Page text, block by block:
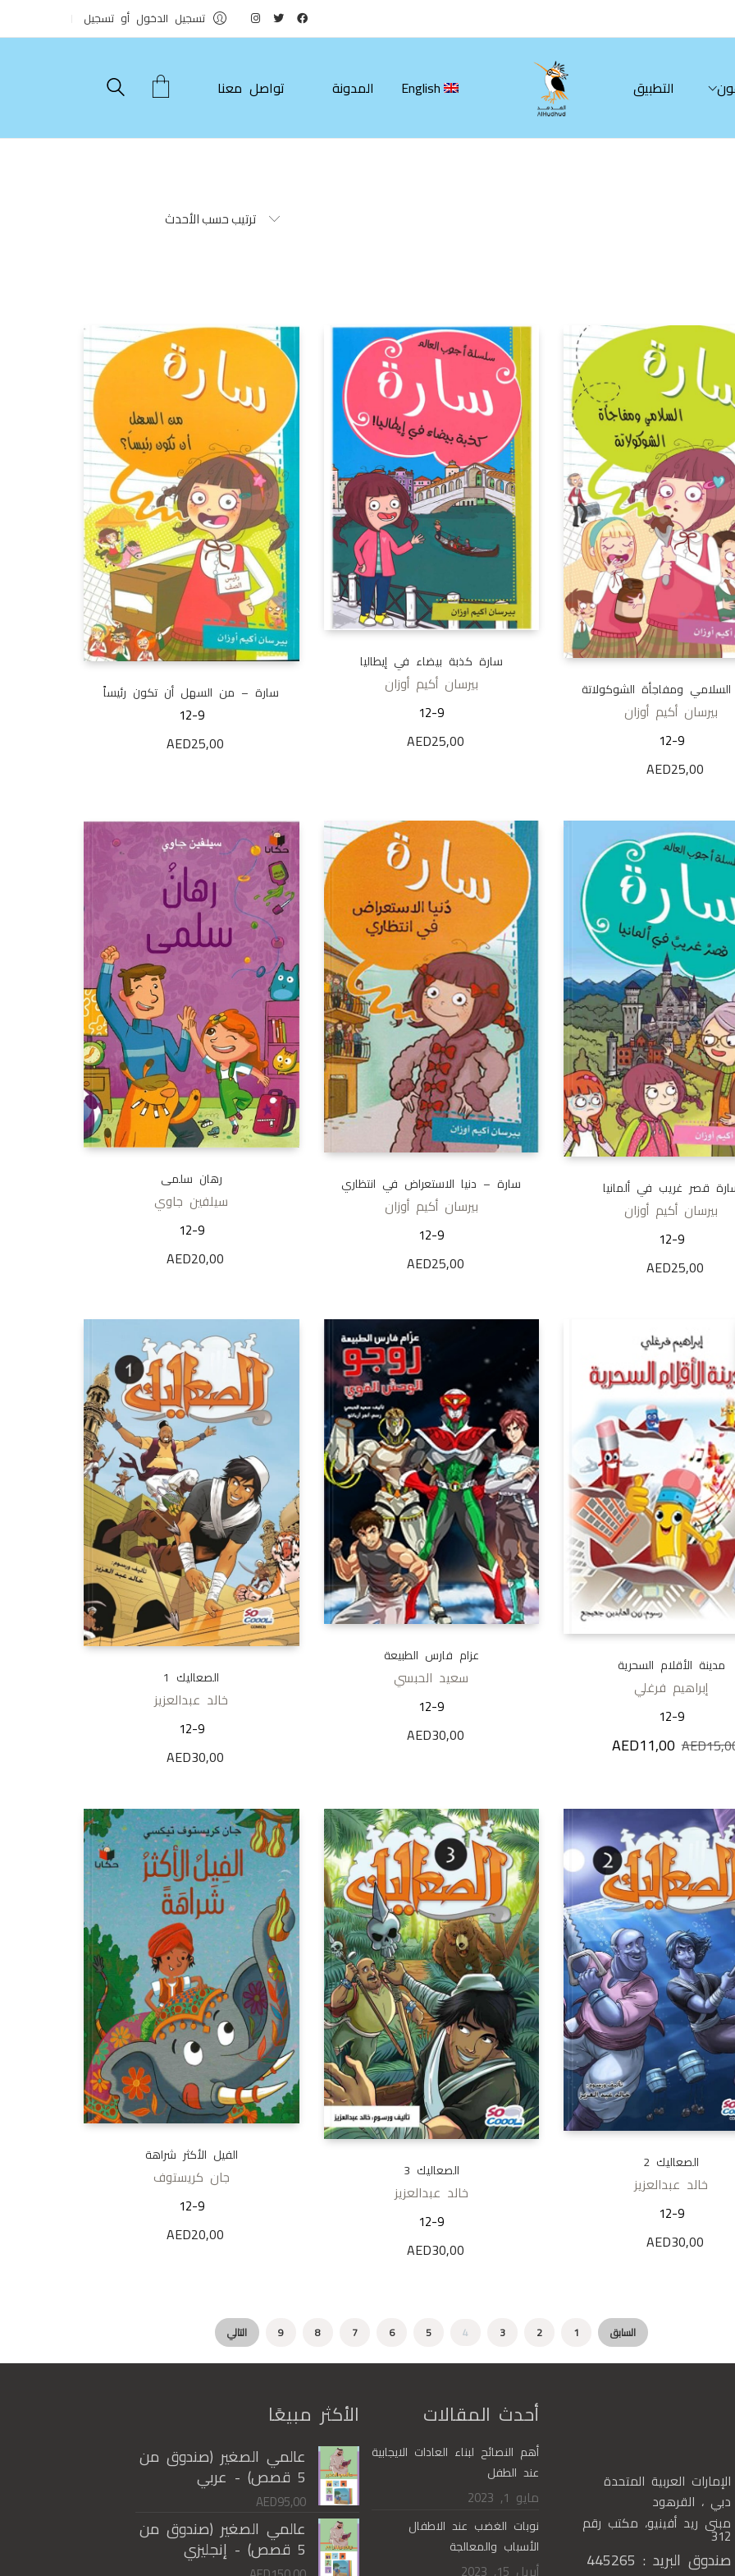
تسجيل الدخول أو تسجيل
التطبيق English المدونة تواصل معنا
ترتيب حسب الأحدث
ومفاجأة الشوكولاتة
بيرسان أكيم أوزان
12-9
AED25,00
سارة كذبة بيضاء في إيطاليا
بيرسان أكيم أوزان
12-9
AED25,00
سارة – من السهل أن تكون رئيساً
12-9
AED25,00
قصر غريب في ألمانيا
بيرسان أكيم أوزان
12-9
AED25,00
سارة – دنيا الاستعراض في انتظاري
بيرسان أكيم أوزان
12-9
AED25,00
رهان سلمى
سيلفين جاوي
12-9
AED20,00
مدينة الأقلام السحرية
إبراهيم فرغلي
12-9
AED السعر الأصلي هو: AED15,00.
AED11,00 السعر الحالي هو: AED11,00.
عزام فارس الطبيعة
سعيد الحبسي
12-9
AED30,00
الصعاليك 1
خالد عبدالعزيز
12-9
AED30,00
الصعاليك 2
خالد عبدالعزيز
12-9
AED30,00
الصعاليك 3
خالد عبدالعزيز
12-9
AED30,00
الفيل الأكثر شراهة
جان كريستوف
12-9
AED20,00
السابق 1
2
3
4
5
6
7
8
9 التالي
الأكثر مبيعًا
عالمي الصغير (صندوق من
5 قصص) - عربي
AED95,00
عالمي الصغير (صندوق من
5 قصص) - إنجليزي
أحدث المقالات
أهم النصائح لبناء العادات الايجابية
عند الطفل
مايو 1, 2023
نوبات الغضب عند الاطفال
الأسباب والمعالجة
أبريل 15, 2023
الإمارات العربية المتحدة
دبي ، القرهود
مبنى ريد أفينيو، مكتب رقم
312
صندوق البريد : 445265